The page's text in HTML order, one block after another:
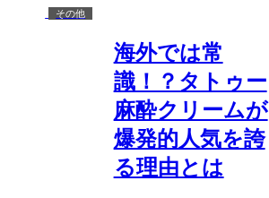
その他
海外では常
識！？タトゥー
麻酔クリームが
爆発的人気を誇
る理由とは